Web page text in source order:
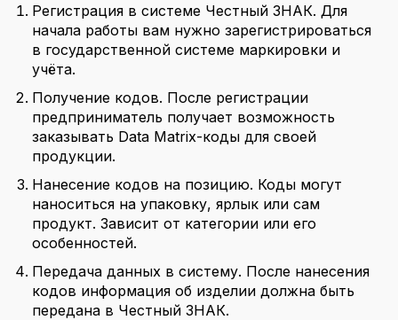
Регистрация в системе Честный ЗНАК. Для
начала работы вам нужно зарегистрироваться
в государственной системе маркировки и
учёта.
Получение кодов. После регистрации
предприниматель получает возможность
заказывать Data Matrix-коды для своей
продукции.
Нанесение кодов на позицию. Коды могут
наноситься на упаковку, ярлык или сам
продукт. Зависит от категории или его
особенностей.
Передача данных в систему. После нанесения
кодов информация об изделии должна быть
передана в Честный ЗНАК.